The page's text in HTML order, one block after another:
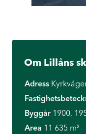
Om Lillåns
Adress
Byggår 1900,
Area 11 635 m²